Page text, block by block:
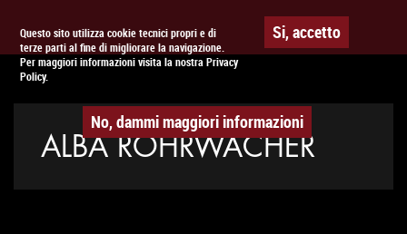
Questo sito utilizza cookie tecnici propri e di
terze parti al fine di migliorare la navigazione.
Per maggiori informazioni visita la nostra Privacy
Policy.
Si, accetto
No, dammi maggiori informazioni
APPUNTAMENTO AL CINEMA
ALBA ROHRWACHER